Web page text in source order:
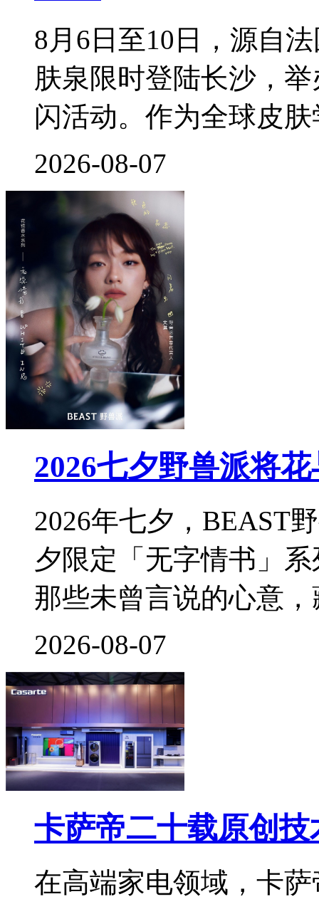
8月6日至10日，源自
肤泉限时登陆长沙，
闪活动。作为全球皮
2026-08-07
2026七夕野兽派将
2026年七夕，BEAST
夕限定「无字情书」
那些未曾言说的心意
2026-08-07
卡萨帝二十载原创
在高端家电领域，卡